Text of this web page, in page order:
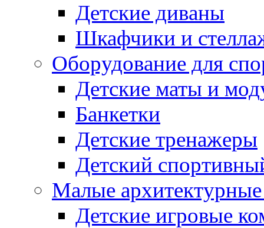
Детские диваны
Шкафчики и
Оборудование для
Детские маты и
Банкетки
Детские тренажеры
Детский
Малые
Детские игровые